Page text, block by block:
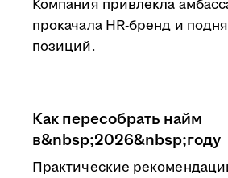
Компания привлекла
прокачала HR-бренд и
позиций.
Как пересобрать найм
в&nbsp;2026&nbsp;году
Практические